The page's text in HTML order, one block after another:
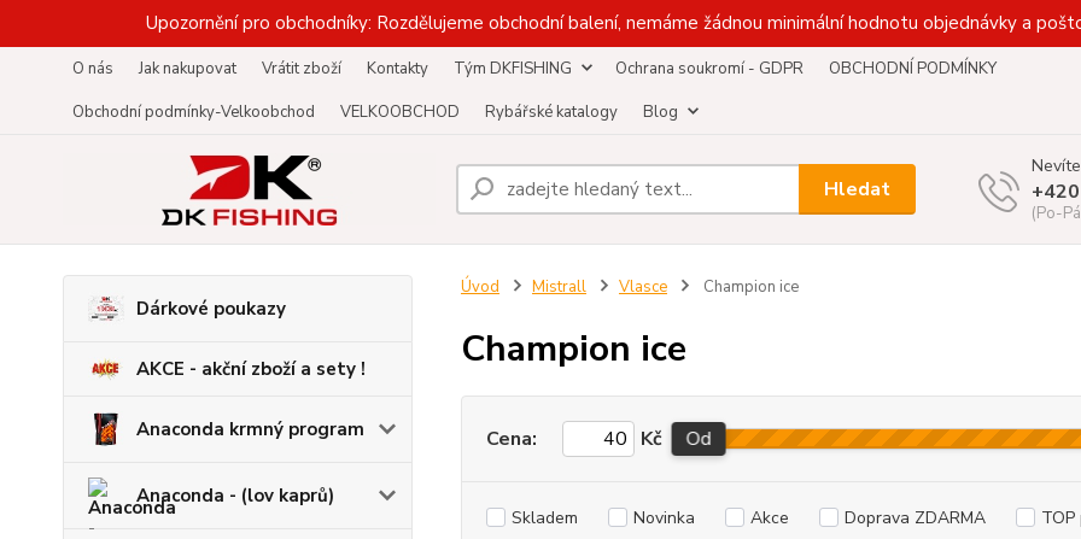
Upozornění pro obchodníky: Rozdělujeme obchodní balení, nemáme žádnou minimální hodnotu objednávky a
O nás Jak nakupovat Vrátit zboží Kontakty Tým DKFISHING Ochrana soukromí - GDPR
OBCHODNÍ PODMÍNKY
Obchodní podmínky-Velkoobchod
VELKOOBCHOD Rybářské katalogy Blog
Hledat
(Po-
Dárkové poukazy
AKCE - akční zboží a sety !
Anaconda krmný program
Anaconda - (lov kaprů)
Úvod Mistrall Vlasce Champion ice
Champion ice
Cena: Kč Od
Skladem Novinka Akce Doprava ZDARMA